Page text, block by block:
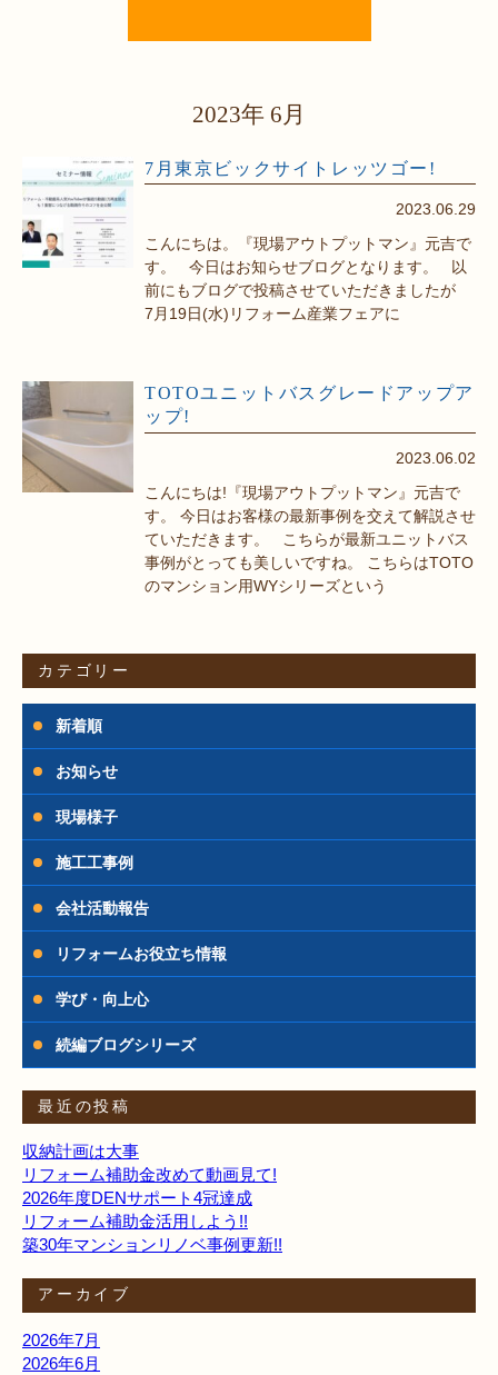
2023年 6月
7月東京ビックサイトレッツゴー!
2023.06.29
こんにちは。『現場アウトプットマン』元吉で
す。 今日はお知らせブログとなります。 以
前にもブログで投稿させていただきましたが
7月19日(水)リフォーム産業フェアに
TOTOユニットバスグレードアップア
ップ!
2023.06.02
こんにちは!『現場アウトプットマン』元吉で
す。 今日はお客様の最新事例を交えて解説させ
ていただきます。 こちらが最新ユニットバス
事例がとっても美しいですね。 こちらはTOTO
のマンション用WYシリーズという
カテゴリー
新着順
お知らせ
現場様子
施工工事例
会社活動報告
リフォームお役立ち情報
学び・向上心
続編ブログシリーズ
最近の投稿
収納計画は大事
リフォーム補助金改めて動画見て!
2026年度DENサポート4冠達成
リフォーム補助金活用しよう!!
築30年マンションリノベ事例更新!!
アーカイブ
2026年7月
2026年6月